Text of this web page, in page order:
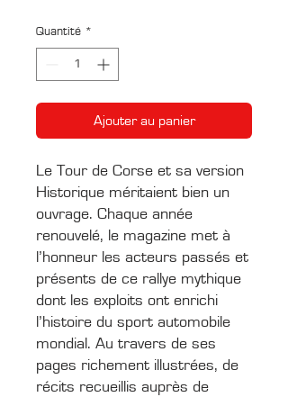
Quantité *
Ajouter au panier
Le Tour de Corse et sa version
Historique méritaient bien un
ouvrage. Chaque année
renouvelé, le magazine met à
l’honneur les acteurs passés et
présents de ce rallye mythique
dont les exploits ont enrichi
l’histoire du sport automobile
mondial. Au travers de ses
pages richement illustrées, de
récits recueillis auprès de